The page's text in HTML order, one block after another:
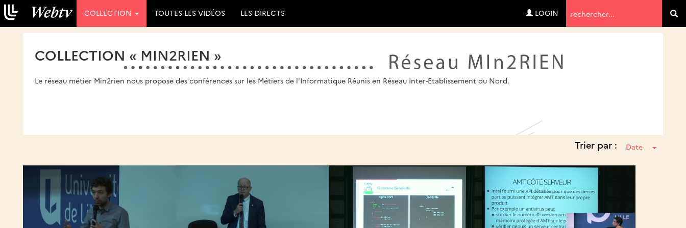
de
recherche
COLLECTION TOUTES LES VIDÉOS LES DIRECTS LOGIN
COLLECTION « MIN2RIEN »
Le réseau métier Min2rien nous propose des conférences sur les Métiers de l'Informatique Réunis en Réseau Inter-Etablissement du Nord.
Trier par : Date